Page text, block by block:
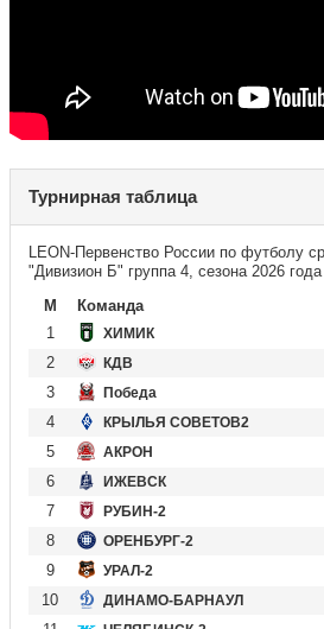
Турнирная таблица
LEON-Первенство России по футболу
"Дивизион Б" группа 4, сезона 2026 года
М
Команда
1
ХИМИК
2
КДВ
3
Победа
4
КРЫЛЬЯ СОВЕТОВ2
5
АКРОН
6
ИЖЕВСК
7
РУБИН-2
8
ОРЕНБУРГ-2
9
УРАЛ-2
10
ДИНАМО-БАРНАУЛ